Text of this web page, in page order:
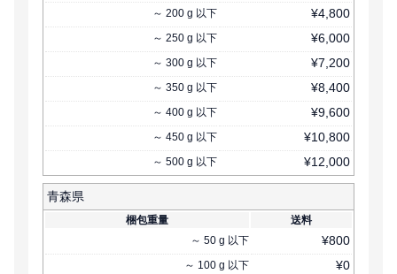
～ 200 g 以下 ¥4,800
～ 250 g 以下 ¥6,000
～ 300 g 以下 ¥7,200
～ 350 g 以下 ¥8,400
～ 400 g 以下 ¥9,600
～ 450 g 以下 ¥10,800
～ 500 g 以下 ¥12,000
青森県
梱包重量
送料
～ 50 g 以下 ¥800
～ 100 g 以下 ¥0